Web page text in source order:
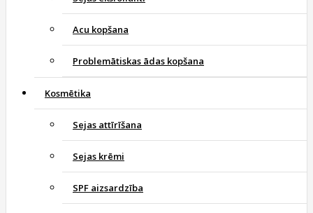
Acu kopšana
Problemātiskas ādas kopšana
Kosmētika
Sejas attīrīšana
Sejas krēmi
SPF aizsardzība